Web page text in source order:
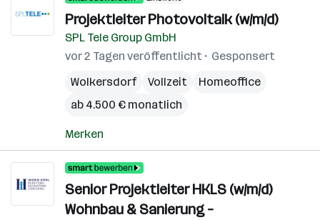
Projektleiter Photovoltaik (w/m/d)
SPL Tele Group GmbH
vor 2 Tagen veröffentlicht
Gesponsert
Wolkersdorf
Vollzeit
Homeoffice
ab 4.500 € monatlich
Merken
Senior Projektleiter HKLS (w/m/d)
Wohnbau & Sanierung –